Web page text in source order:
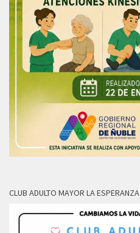
CLUB ADULTO MAYOR LA ESPERANZA